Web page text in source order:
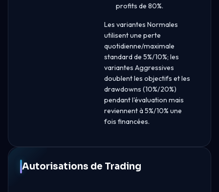
profits de 80%.
Les variantes Normales
utilisent une perte
quotidienne/maximale
standard de 5%/10%; les
variantes Aggressives
doublent les objectifs et les
drawdowns (10%/20%)
pendant l'évaluation mais
reviennent à 5%/10% une
fois financées.
Autorisations de Trading